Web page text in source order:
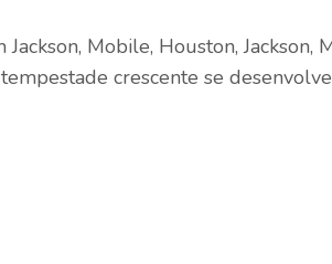
Mobile, Houston, Jackson,
crescente se